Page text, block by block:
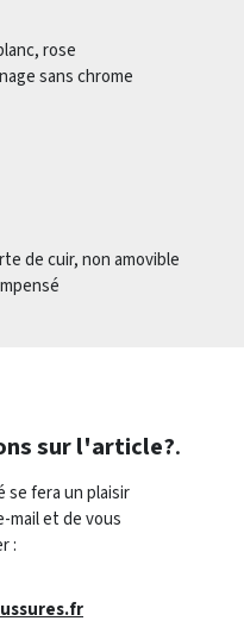
rose
sans chrome
de cuir, non amovible
sur l'article?.
se fera un plaisir
mail et de vous
: